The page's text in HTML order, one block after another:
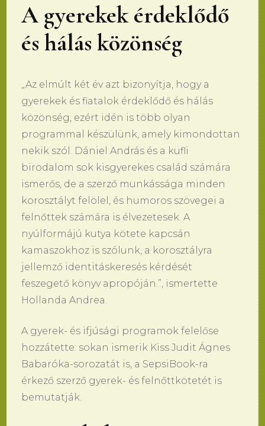
A gyerekek érdeklődő
és hálás közönség
„Az elmúlt két év azt bizonyítja, hogy a
gyerekek és fiatalok érdeklődő és hálás
közönség, ezért idén is több olyan
programmal készülünk, amely kimondottan
nekik szól. Dániel András és a kufli
birodalom sok kisgyerekes család számára
ismerős, de a szerző munkássága minden
korosztályt felölel, és humoros szövegei a
felnőttek számára is élvezetesek. A
nyúlformájú kutya kötete kapcsán
kamaszokhoz is szólunk, a korosztályra
jellemző identitáskeresés kérdését
feszegető könyv apropóján.”, ismertette
Hollanda Andrea.
A gyerek- és ifjúsági programok felelőse
hozzátette: sokan ismerik Kiss Judit Ágnes
Babaróka-sorozatát is, a SepsiBook-ra
érkező szerző gyerek- és felnőttkötetét is
bemutatják.